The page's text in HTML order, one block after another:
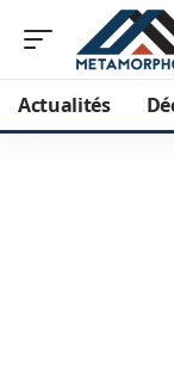
Actualités